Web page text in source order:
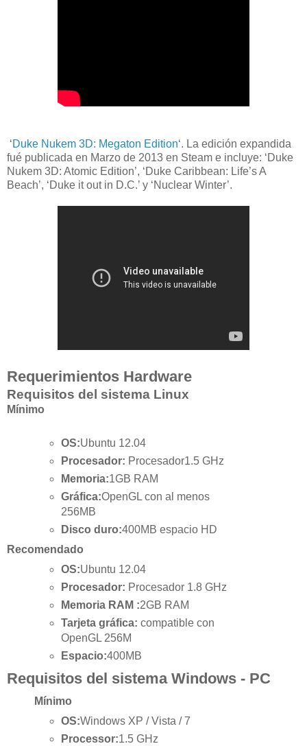
‘Duke Nukem 3D: Megaton Edition‘. La edición expandida
fué publicada en Marzo de 2013 en Steam e incluye: ‘Duke
Nukem 3D: Atomic Edition’, ‘Duke Caribbean: Life’s A
Beach’, ‘Duke it out in D.C.’ y ‘Nuclear Winter’.
Requerimientos Hardware
Requisitos del sistema Linux
Mínimo
OS:Ubuntu 12.04
Procesador: Procesador1.5 GHz
Memoria:1GB RAM
Gráfica:OpenGL con al menos
256MB
Disco duro:400MB espacio HD
Recomendado
OS:Ubuntu 12.04
Procesador: Procesador 1.8 GHz
Memoria RAM :2GB RAM
Tarjeta gráfica:compatible con
OpenGL 256M
Espacio:400MB
Requisitos del sistema Windows - PC
Mínimo
OS:Windows XP / Vista / 7
Processor:1.5 GHz